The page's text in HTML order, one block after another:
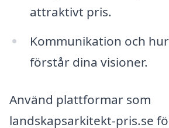
attraktivt pris.
Kommunikation och
förstår dina visioner.
Använd plattformar som
landskapsarkitekt-pris.se